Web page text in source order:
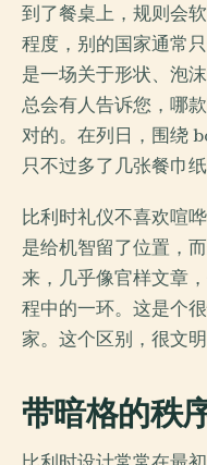
到了餐桌上，规则会
程度，别的国家通常
是一场关于形状、泡
总会有人告诉您，哪
对的。在列日，围绕
只不过多了几张餐巾纸
比利时礼仪不喜欢喧
是给机智留了位置，
来，几乎像官样文章
程中的一环。这是个
家。这个区别，很文明
带暗格的秩